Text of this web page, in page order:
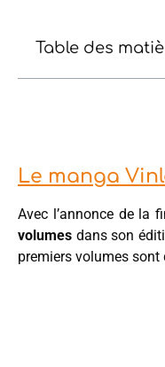
Table des
Le manga
Avec l’annonce de la
volumes dans son
premiers volumes sont